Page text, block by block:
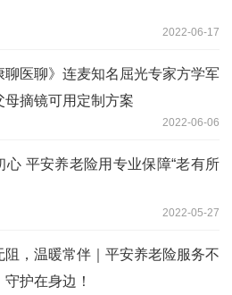
2022-06-17
聊医聊》连麦知名屈光专家方学军
母摘镜可用定制方案
2022-06-06
平安养老险用专业保障“老有所
2022-05-27
阻，温暖常伴｜平安养老险服务不
守护在身边！